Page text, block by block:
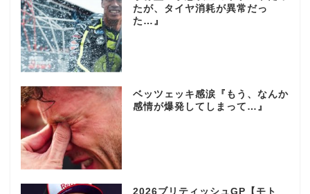
たが、タイヤ消耗が異常だっ
た…』
ベッツェッキ感涙『もう、なんか
感情が爆発してしまって…』
2026ブリティッシュGP【モト